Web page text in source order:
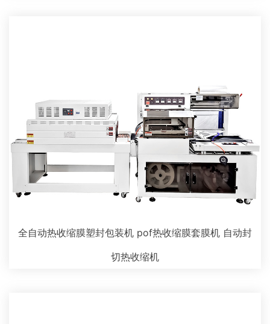
全自动热收缩膜塑封包装机 pof热收缩膜套膜机 自动封
切热收缩机